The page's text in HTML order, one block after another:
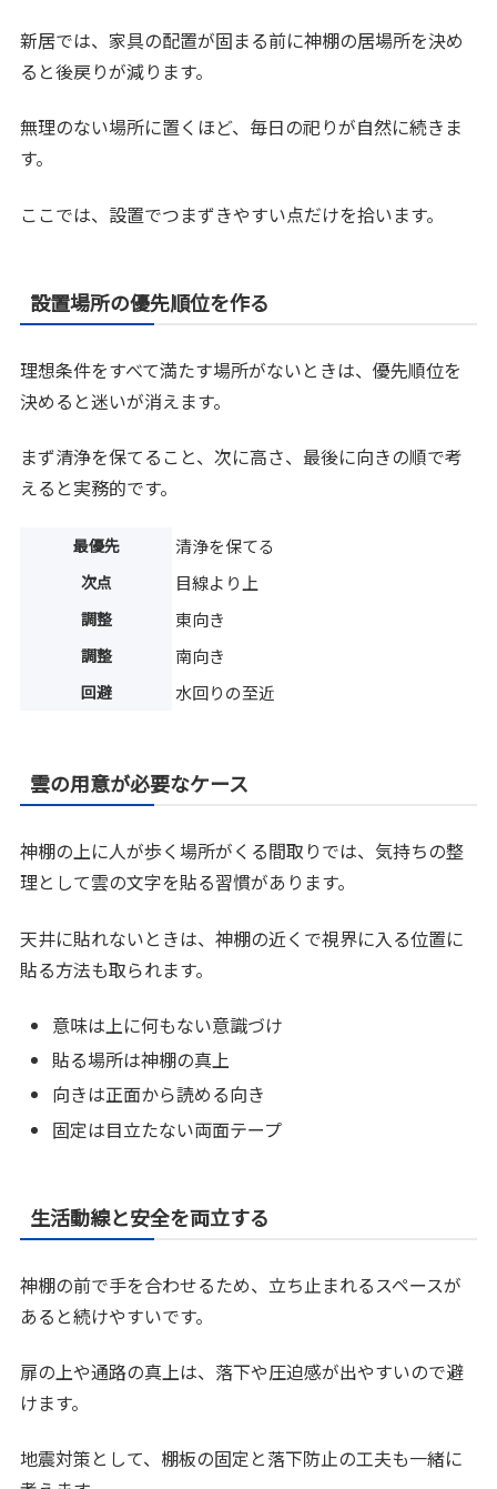
新居では、家具の配置が固まる前に神棚の居場所を決め
ると後戻りが減ります。
無理のない場所に置くほど、毎日の祀りが自然に続きま
す。
ここでは、設置でつまずきやすい点だけを拾います。
設置場所の優先順位を作る
理想条件をすべて満たす場所がないときは、優先順位を
決めると迷いが消えます。
まず清浄を保てること、次に高さ、最後に向きの順で考
えると実務的です。
最優先 清浄を保てる
次点 目線より上
調整 東向き
調整 南向き
回避 水回りの至近
雲の用意が必要なケース
神棚の上に人が歩く場所がくる間取りでは、気持ちの整
理として雲の文字を貼る習慣があります。
天井に貼れないときは、神棚の近くで視界に入る位置に
貼る方法も取られます。
意味は上に何もない意識づけ
貼る場所は神棚の真上
向きは正面から読める向き
固定は目立たない両面テープ
生活動線と安全を両立する
神棚の前で手を合わせるため、立ち止まれるスペースが
あると続けやすいです。
扉の上や通路の真上は、落下や圧迫感が出やすいので避
けます。
地震対策として、棚板の固定と落下防止の工夫も一緒に